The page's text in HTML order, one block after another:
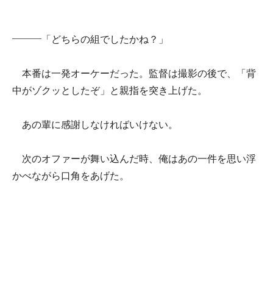
―――「どちらの組でしたかね？」
本番は一発オーケーだった。監督は撮影の後で、「背
中がゾクッとしたぞ」と親指を突き上げた。
あの輩に感謝しなければいけない。
次のオファーが舞い込んだ時、俺はあの一件を思い浮
かべながら口角をあげた。